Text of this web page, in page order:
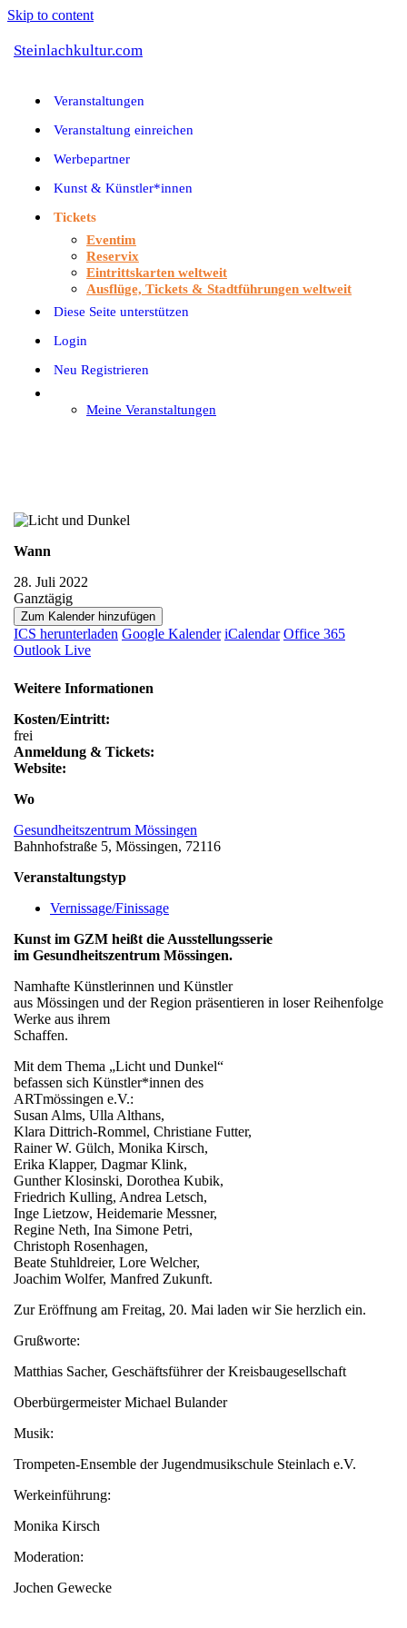
Skip to content
Steinlachkultur.com
Veranstaltungen
Veranstaltung einreichen
Werbepartner
Kunst & Künstler*innen
Tickets
Eventim
Reservix
Eintrittskarten weltweit
Ausflüge, Tickets & Stadtführungen weltweit
Diese Seite unterstützen
Login
Neu Registrieren
Meine Veranstaltungen
Wann
28. Juli 2022
Ganztägig
Zum Kalender hinzufügen
ICS herunterladen Google Kalender iCalendar Office 365
Outlook Live
Weitere Informationen
Kosten/Eintritt:
frei
Anmeldung & Tickets:
Website:
Wo
Gesundheitszentrum Mössingen
Bahnhofstraße 5, Mössingen, 72116
Veranstaltungstyp
Vernissage/Finissage
Kunst im GZM heißt die Ausstellungsserie
im Gesundheitszentrum Mössingen.
Namhafte Künstlerinnen und Künstler
aus Mössingen und der Region präsentieren in loser Reihenfolge
Werke aus ihrem
Schaffen.
Mit dem Thema „Licht und Dunkel“
befassen sich Künstler*innen des
ARTmössingen e.V.:
Susan Alms, Ulla Althans,
Klara Dittrich-Rommel, Christiane Futter,
Rainer W. Gülch, Monika Kirsch,
Erika Klapper, Dagmar Klink,
Gunther Klosinski, Dorothea Kubik,
Friedrich Kulling, Andrea Letsch,
Inge Lietzow, Heidemarie Messner,
Regine Neth, Ina Simone Petri,
Christoph Rosenhagen,
Beate Stuhldreier, Lore Welcher,
Joachim Wolfer, Manfred Zukunft.
Zur Eröffnung am Freitag, 20. Mai laden wir Sie herzlich ein.
Grußworte:
Matthias Sacher, Geschäftsführer der Kreisbaugesellschaft
Oberbürgermeister Michael Bulander
Musik:
Trompeten-Ensemble der Jugendmusikschule Steinlach e.V.
Werkeinführung:
Monika Kirsch
Moderation:
Jochen Gewecke